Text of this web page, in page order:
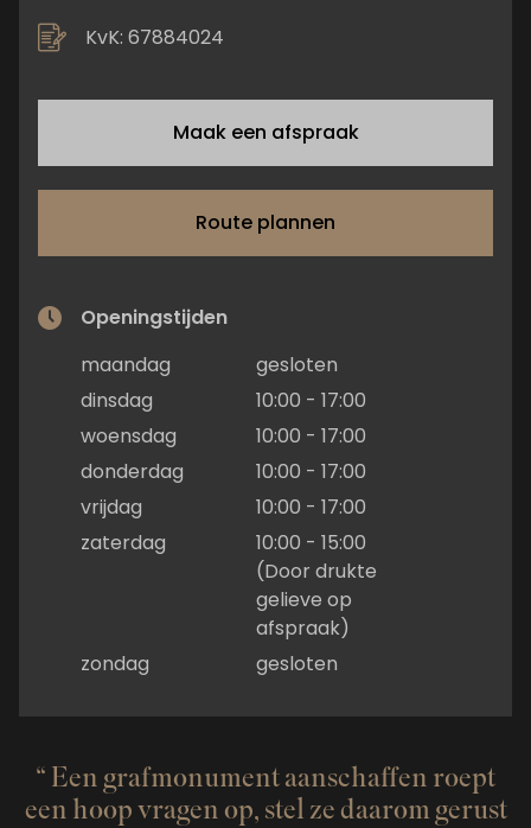
KvK: 67884024
Maak een afspraak
Route plannen
Openingstijden
maandag
gesloten
dinsdag
10:00 - 17:00
woensdag
10:00 - 17:00
donderdag
10:00 - 17:00
vrijdag
10:00 - 17:00
zaterdag
10:00 - 15:00
(Door drukte
gelieve op
afspraak)
zondag
gesloten
Een grafmonument aanschaffen roept
een hoop vragen op, stel ze daarom gerust